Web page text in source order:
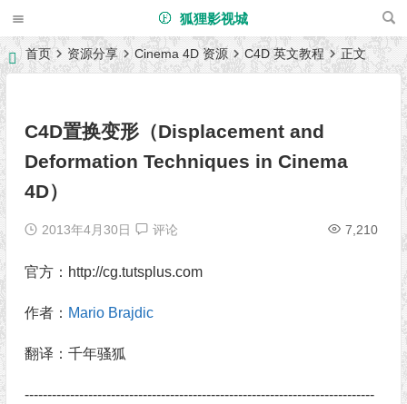
狐狸影视城
首页 资源分享 Cinema 4D 资源 C4D 英文教程 正文
C4D置换变形（Displacement and
Deformation Techniques in Cinema
4D）
2013年4月30日 评论 7,210
官方：http://cg.tutsplus.com
作者： Mario Brajdic
翻译：千年骚狐
-----------------------------------------------------------------------------